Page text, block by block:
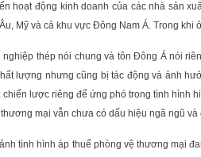
hoạt động kinh doanh của các nhà sản
Mỹ và cả khu vực Đông Nam Á. Trong
nghiệp thép nói chung và tôn Đông Á nói
lượng nhưng cũng bị tác động và ảnh
lược riêng để ứng phó trong tình hình
mại vẫn chưa có dấu hiệu ngã ngũ
tình hình áp thuế phòng vệ thương mại